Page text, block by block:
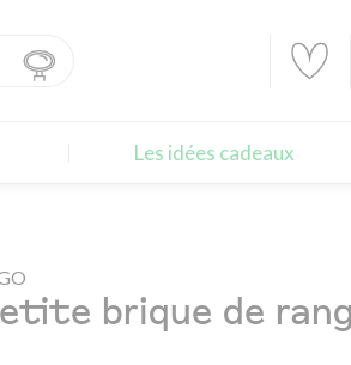
Les idées cadeaux
brique de